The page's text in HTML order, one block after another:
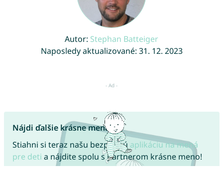
Autor: Stephan Batteiger
Naposledy aktualizované: 31. 12. 2023
Nájdi ďalšie krásne mená!
Stiahni si teraz našu bezplatnú aplikáciu na mená
pre deti a nájdite spolu s partnerom krásne meno!